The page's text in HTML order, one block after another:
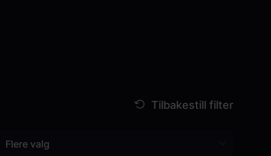
Flere valg